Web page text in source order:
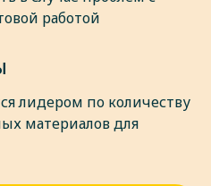
работой
лидером по количеству
материалов для